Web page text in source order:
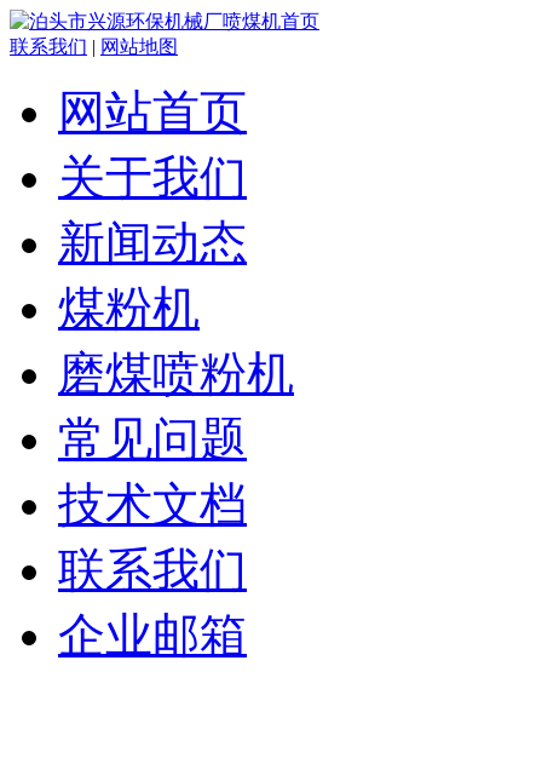
联系我们 | 网站地图
网站首页
关于我们
新闻动态
煤粉机
磨煤喷粉机
常见问题
技术文档
联系我们
企业邮箱